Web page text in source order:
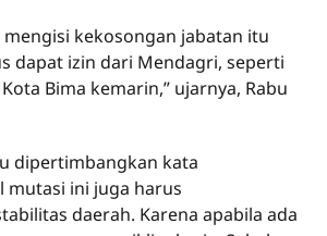
mengisi kekosongan jabatan itu
dapat izin dari Mendagri, seperti
Bima kemarin,” ujarnya, Rabu
dipertimbangkan kata
mutasi ini juga harus
daerah. Karena apabila ada